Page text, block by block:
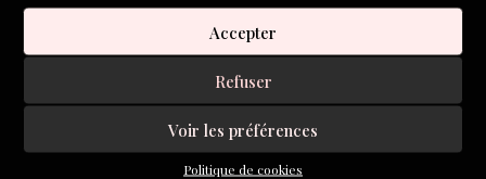
Accepter
Refuser
Voir les préférences
Politique de cookies
L'ÉCOLE DU ROMAN D'ALEPH-